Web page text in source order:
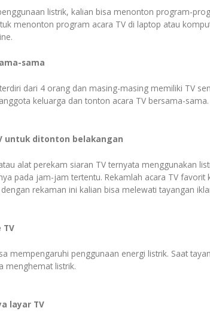
listrik, kalian bisa menonton program-
menonton program acara TV di laptop atau
sama
dari 4 orang dan masing-masing memiliki TV
keluarga dan tonton acara TV bersama-sama.
untuk ditonton belakangan
alat perekam siaran TV ternyata menggunakan
pada jam-jam tertentu. Rekamlah acara TV
rekaman ini kalian bisa melewati tayangan
TV
mempengaruhi penggunaan energi listrik. Saat
menghemat listrik.
layar TV